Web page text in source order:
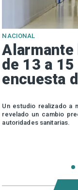
NACIONAL
Alarmante
de 13 a
encuesta
Un estudio realizado a
revelado un cambio
autoridades sanitarias.